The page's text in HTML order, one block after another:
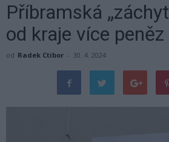
Příbramská
od kraje více
od Radek Ctibor - 30. 4. 2024